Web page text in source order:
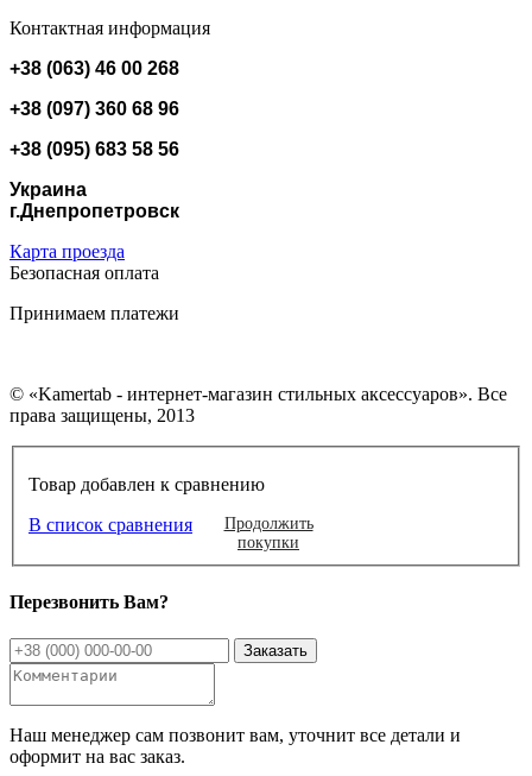
Контактная информация
+38 (063) 46 00 268
+38 (097) 360 68 96
+38 (095) 683 58 56
Украина
г.Днепропетровск
Карта проезда
Безопасная оплата
Принимаем платежи
© «Kamertab - интернет-магазин стильных аксессуаров». Все
права защищены, 2013
Товар добавлен к сравнению
В список сравнения
Продолжить
покупки
Перезвонить Вам?
Наш менеджер сам позвонит вам, уточнит все детали и
оформит на вас заказ.